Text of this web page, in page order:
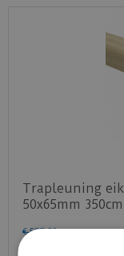
Trapleuning
50x65mm 350cm
€ 587,90